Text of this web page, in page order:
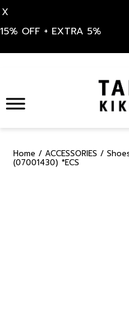
X
15% OFF + EXTRA 5%
content
Home / ACCESSORIES /
(07001430) *ECS